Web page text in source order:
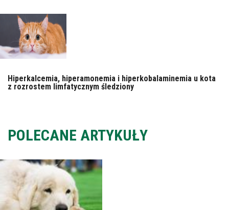
Hiperkalcemia, hiperamonemia i hiperkobalaminemia u kota
z rozrostem limfatycznym śledziony
POLECANE ARTYKUŁY